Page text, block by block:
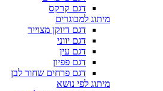
דגם קרקס
מיתוג למבוגרים
דגם דיוקן מצוייר
דגם יווני
דגם עין
דגם פפיון
דגם פרחים שחור לבן
מיתוג לפי נושא